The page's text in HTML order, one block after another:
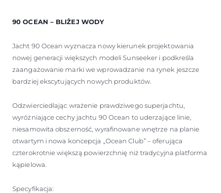
90 OCEAN – BLIŻEJ WODY
Jacht 90 Ocean wyznacza nowy kierunek projektowania
nowej generacji większych modeli Sunseeker i podkreśla
zaangażowanie marki we wprowadzanie na rynek jeszcze
bardziej ekscytujących nowych produktów.
Odzwierciedlając wrażenie prawdziwego superjachtu,
wyróżniające cechy jachtu 90 Ocean to uderzające linie,
niesamowita obszerność, wyrafinowane wnętrze na planie
otwartym i nowa koncepcja „Ocean Club” – oferująca
czterokrotnie większą powierzchnię niż tradycyjna platforma
kąpielowa.
Specyfikacja: